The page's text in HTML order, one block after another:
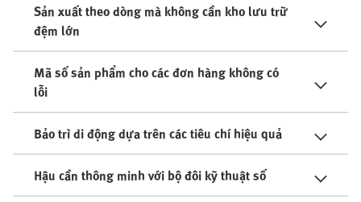
Sản xuất theo dòng mà không cần kho lưu trữ
đệm lớn
Mã số sản phẩm cho các đơn hàng không có
lỗi
Bảo trì di động dựa trên các tiêu chí hiệu quả
Hậu cần thông minh với bộ đôi kỹ thuật số